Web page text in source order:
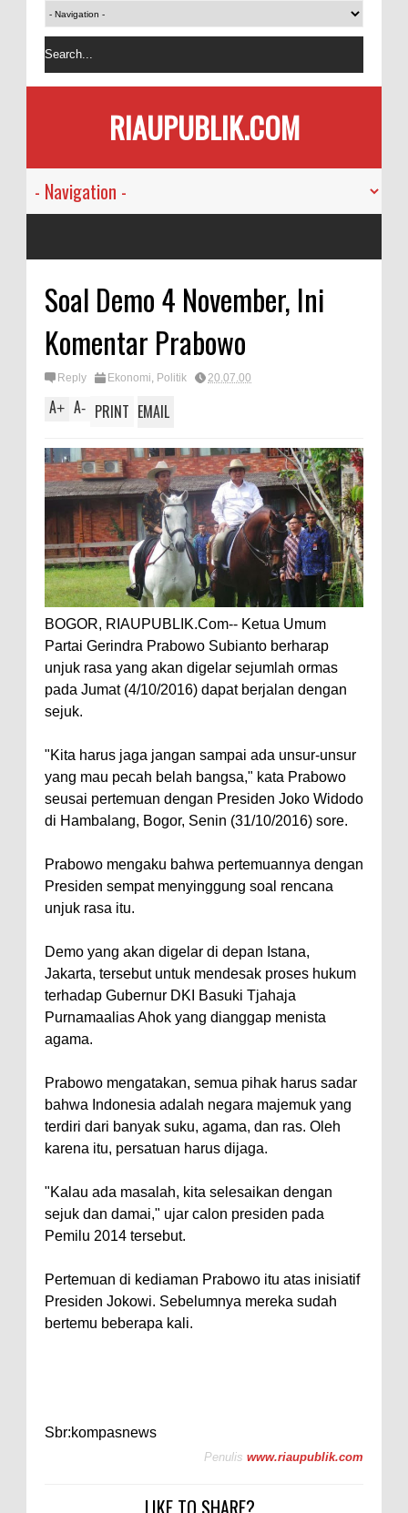
RIAUPUBLIK.COM
Soal Demo 4 November, Ini
Komentar Prabowo
Reply Ekonomi, Politik 20.07.00
A+ A- PRINT EMAIL
BOGOR, RIAUPUBLIK.Com-- Ketua Umum
Partai Gerindra Prabowo Subianto berharap
unjuk rasa yang akan digelar sejumlah ormas
pada Jumat (4/10/2016) dapat berjalan dengan
sejuk.
"Kita harus jaga jangan sampai ada unsur-unsur
yang mau pecah belah bangsa," kata Prabowo
seusai pertemuan dengan Presiden Joko Widodo
di Hambalang, Bogor, Senin (31/10/2016) sore.
Prabowo mengaku bahwa pertemuannya dengan
Presiden sempat menyinggung soal rencana
unjuk rasa itu.
Demo yang akan digelar di depan Istana,
Jakarta, tersebut untuk mendesak proses hukum
terhadap Gubernur DKI Basuki Tjahaja
Purnamaalias Ahok yang dianggap menista
agama.
Prabowo mengatakan, semua pihak harus sadar
bahwa Indonesia adalah negara majemuk yang
terdiri dari banyak suku, agama, dan ras. Oleh
karena itu, persatuan harus dijaga.
"Kalau ada masalah, kita selesaikan dengan
sejuk dan damai," ujar calon presiden pada
Pemilu 2014 tersebut.
Pertemuan di kediaman Prabowo itu atas inisiatif
Presiden Jokowi. Sebelumnya mereka sudah
bertemu beberapa kali.
Sbr:kompasnews
Penulis www.riaupublik.com